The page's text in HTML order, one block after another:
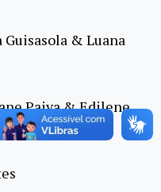
& Luana
Paiva & Edilene